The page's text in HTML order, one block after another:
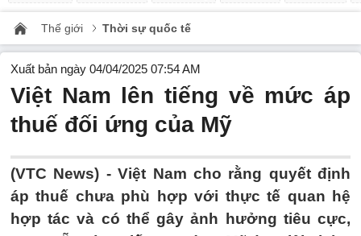
Thế giới Thời sự quốc tế
Xuất bản ngày 04/04/2025 07:54 AM
Việt Nam lên tiếng về mức áp
thuế đối ứng của Mỹ
(VTC News) -Việt Nam cho rằng quyết định
áp thuế chưa phù hợp với thực tế quan hệ
hợp tác và có thể gây ảnh hưởng tiêu cực,